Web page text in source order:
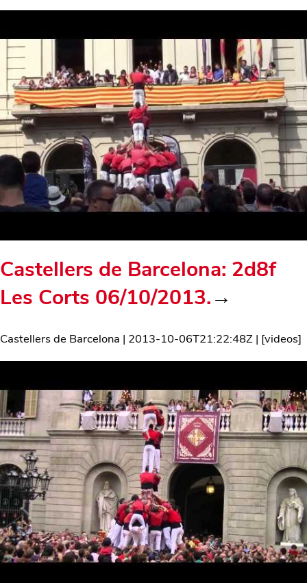
Castellers de Barcelona: 2d8f
Les Corts 06/10/2013.→
Castellers de Barcelona | 2013-10-06T21:22:48Z | [videos]